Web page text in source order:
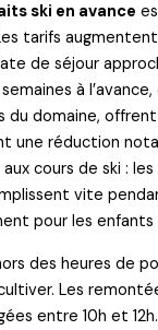
ski en avance
tarifs
de séjour
à
du domaine, offrent
une réduction
cours de ski :
vite
pour les
des heures de
Les
entre 10h et